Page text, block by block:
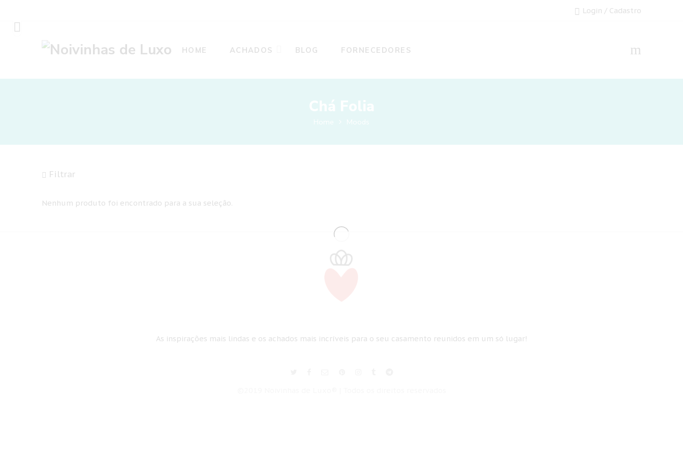
Login / Cadastro
HOME ACHADOS BLOG FORNECEDORES
Chá Folia
Home Moods
Filtrar
Nenhum produto foi encontrado para a sua seleção.
As inspirações mais lindas e os achados mais incríveis para o seu casamento reunidos em um só lugar!